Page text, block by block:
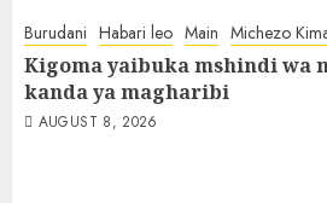
Burudani Habari leo Main Michezo
Kigoma yaibuka mshindi wa
kanda ya magharibi
AUGUST 8, 2026